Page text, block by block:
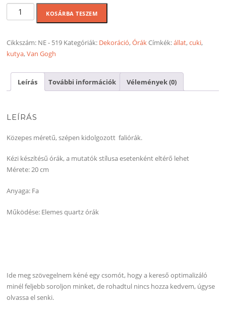
Starry
puppy
több
méretben
KOSÁRBA TESZEM
Cikkszám: NE - 519 Kategóriák: Dekoráció,ÓrákCímkék:állat,cuki,
kutya,Van Gogh
Leírás További információk Vélemények (0)
LEÍRÁS
Közepes méretű, szépen kidolgozott faliórák.
Kézi készítésű órák, a mutatók stílusa esetenként eltérő lehet
Mérete: 20 cm
Anyaga: Fa
Működése: Elemes quartz órák
Ide meg szövegelnem kéné egy csomót, hogy a kereső optimalizáló
minél feljebb soroljon minket, de rohadtul nincs hozza kedvem, úgyse
olvassa el senki.